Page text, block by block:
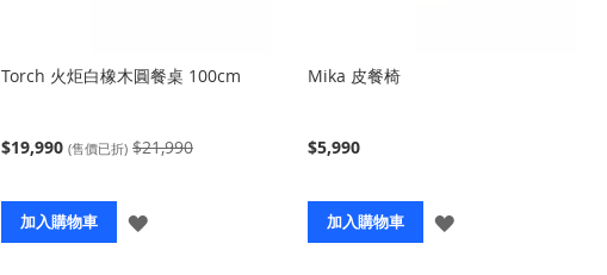
Torch 火炬白橡木圓餐桌 100cm
$19,990 (售價已折) $21,990
加入購物車
登
Mika 皮餐椅
$5,990
加入購物車
登